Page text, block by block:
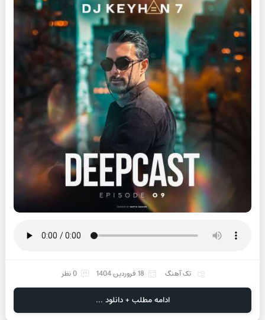
تک آهنگ 18 فروردین 1404 0 نظر
ادامه مطلب + دانلود ...